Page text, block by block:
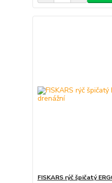
FISKARS rýč špičatý